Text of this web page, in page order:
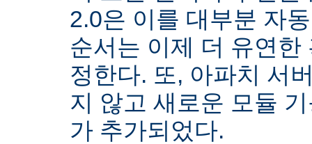
2.0은 이를 대부분 자
순서는 이제 더 유연한
정한다. 또, 아파치 서
지 않고 새로운 모듈
가 추가되었다.